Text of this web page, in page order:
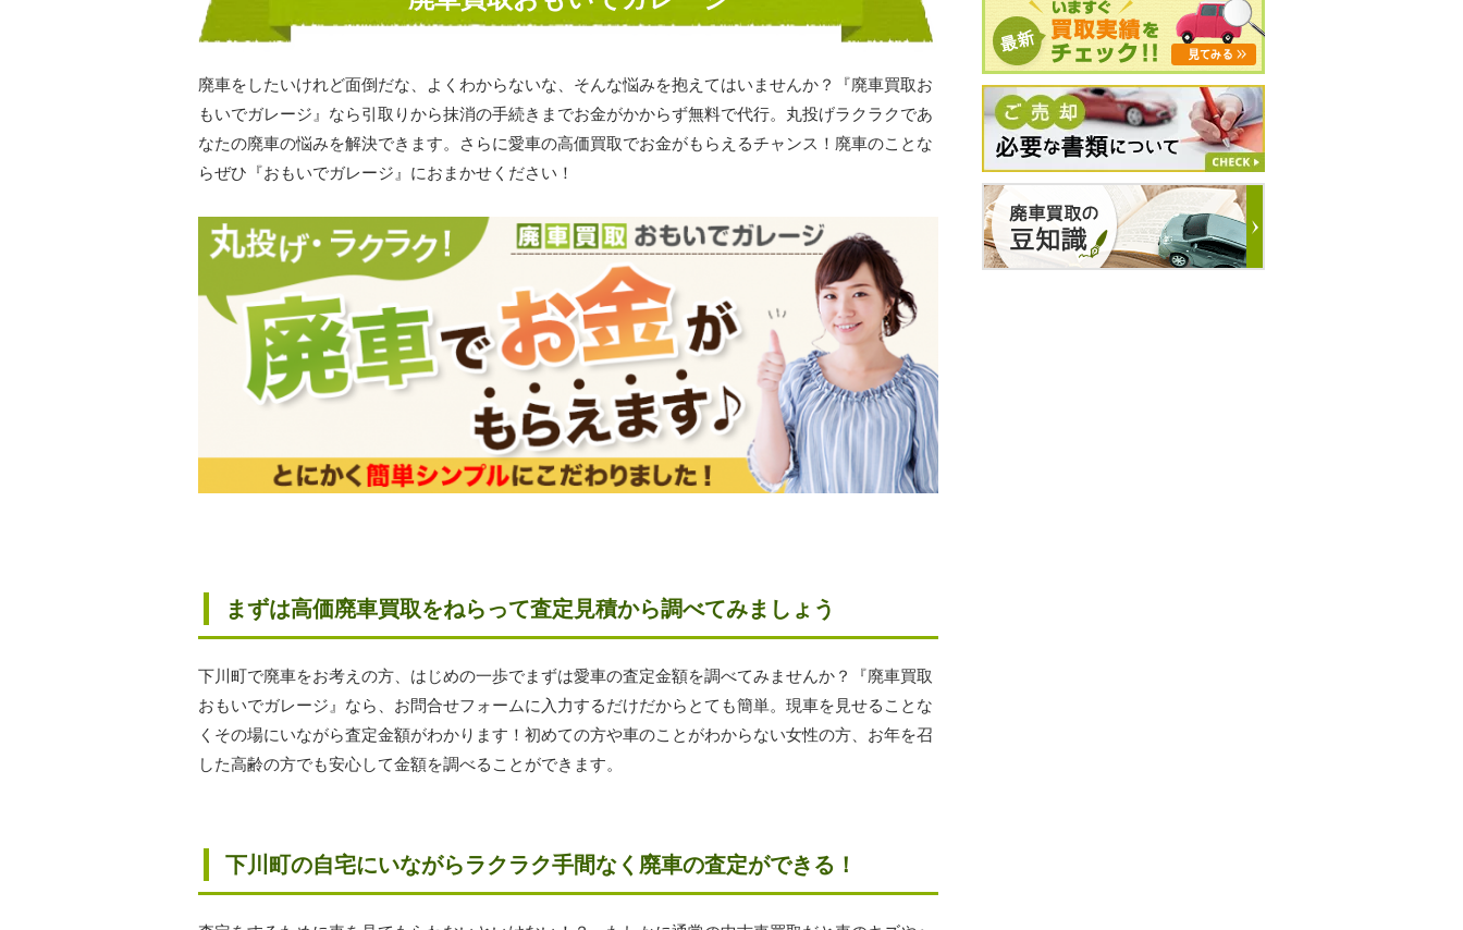
廃車をしたいけれど面倒だな、よくわからないな、そんな悩みを抱えてはいませんか？『廃車買取お
もいでガレージ』なら引取りから抹消の手続きまでお金がかからず無料で代行。丸投げラクラクであ
なたの廃車の悩みを解決できます。さらに愛車の高価買取でお金がもらえるチャンス！廃車のことな
らぜひ『おもいでガレージ』におまかせください！
まずは高価廃車買取をねらって査定見積から調べてみましょう
下川町で廃車をお考えの方、はじめの一歩でまずは愛車の査定金額を調べてみませんか？『廃車買取
おもいでガレージ』なら、お問合せフォームに入力するだけだからとても簡単。現車を見せることな
くその場にいながら査定金額がわかります！初めての方や車のことがわからない女性の方、お年を召
した高齢の方でも安心して金額を調べることができます。
下川町の自宅にいながらラクラク手間なく廃車の査定ができる！